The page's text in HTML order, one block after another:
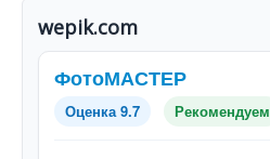
wepik.com
ФотоМАСТЕР
Оценка 9.7 Рекомендуем